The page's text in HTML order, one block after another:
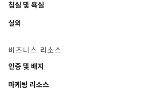
침실 및 욕실
실외
비즈니스 리소스
인증 및 배지
마케팅 리소스